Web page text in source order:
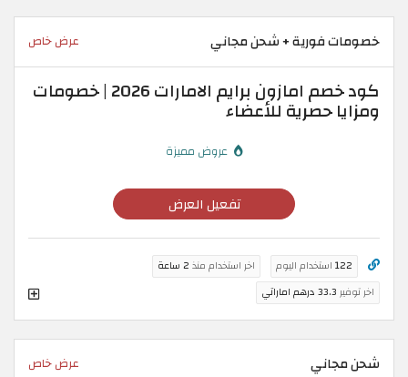
خصومات فورية + شحن مجاني عرض خاص
كود خصم امازون برايم الامارات 2026 | خصومات
ومزايا حصرية للأعضاء
عروض مميزة
تفعيل العرض
122 استخدام اليوم اخر استخدام منذ 2 ساعة
اخر توفير 33.3 درهم اماراتي
شحن مجاني عرض خاص